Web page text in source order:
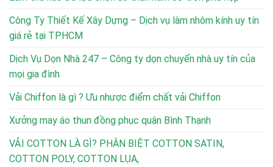
Công Ty Thiết Kế Xây Dựng – Dịch vụ làm nhôm kính uy tín
giá rẻ tại TPHCM
Dịch Vụ Dọn Nhà 247 – Công ty dọn chuyển nhà uy tín của
mọi gia đình
Vải Chiffon là gì ? Ưu nhược điểm chất vải Chiffon
Xưởng may áo thun đồng phục quận Bình Thạnh
VẢI COTTON LÀ GÌ? PHÂN BIỆT COTTON SATIN,
COTTON POLY, COTTON LỤA,